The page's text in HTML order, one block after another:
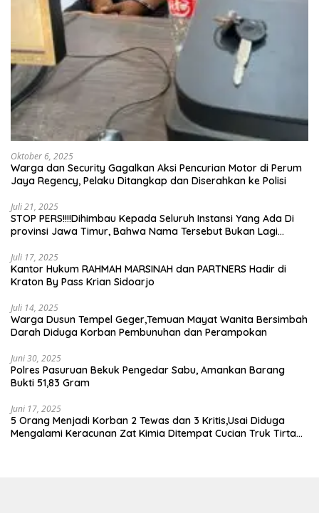
Oktober 6, 2025
Warga dan Security Gagalkan Aksi Pencurian Motor di Perum
Jaya Regency, Pelaku Ditangkap dan Diserahkan ke Polisi
Juli 21, 2025
STOP PERS!!!!Dihimbau Kepada Seluruh Instansi Yang Ada Di
provinsi Jawa Timur, Bahwa Nama Tersebut Bukan Lagi
Juli 17, 2025
Kantor Hukum RAHMAH MARSINAH dan PARTNERS Hadir di
Kraton By Pass Krian Sidoarjo
Juli 14, 2025
Warga Dusun Tempel Geger,Temuan Mayat Wanita Bersimbah
Darah Diduga Korban Pembunuhan dan Perampokan
Juni 30, 2025
Polres Pasuruan Bekuk Pengedar Sabu, Amankan Barang
Bukti 51,83 Gram
Juni 17, 2025
5 Orang Menjadi Korban 2 Tewas dan 3 Kritis,Usai Diduga
Mengalami Keracunan Zat Kimia Ditempat Cucian Truk Tirta